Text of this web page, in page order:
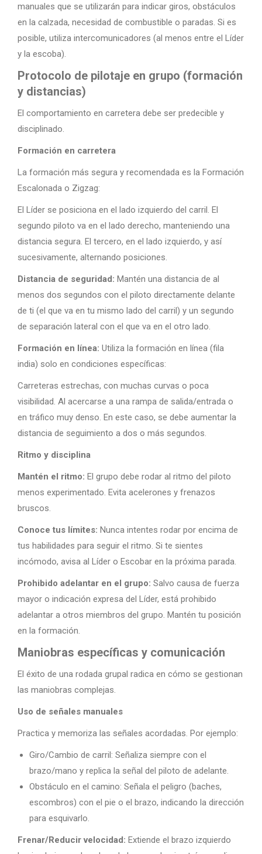
manuales que se utilizarán para indicar giros, obstáculos
en la calzada, necesidad de combustible o paradas. Si es
posible, utiliza intercomunicadores (al menos entre el Líder
y la escoba).
Protocolo de pilotaje en grupo (formación
y distancias)
El comportamiento en carretera debe ser predecible y
disciplinado.
Formación en carretera
La formación más segura y recomendada es la Formación
Escalonada o Zigzag:
El Líder se posiciona en el lado izquierdo del carril. El
segundo piloto va en el lado derecho, manteniendo una
distancia segura. El tercero, en el lado izquierdo, y así
sucesivamente, alternando posiciones.
Distancia de seguridad: Mantén una distancia de al
menos dos segundos con el piloto directamente delante
de ti (el que va en tu mismo lado del carril) y un segundo
de separación lateral con el que va en el otro lado.
Formación en línea: Utiliza la formación en línea (fila
india) solo en condiciones específicas:
Carreteras estrechas, con muchas curvas o poca
visibilidad. Al acercarse a una rampa de salida/entrada o
en tráfico muy denso. En este caso, se debe aumentar la
distancia de seguimiento a dos o más segundos.
Ritmo y disciplina
Mantén el ritmo: El grupo debe rodar al ritmo del piloto
menos experimentado. Evita acelerones y frenazos
bruscos.
Conoce tus límites: Nunca intentes rodar por encima de
tus habilidades para seguir el ritmo. Si te sientes
incómodo, avisa al Líder o Escobar en la próxima parada.
Prohibido adelantar en el grupo: Salvo causa de fuerza
mayor o indicación expresa del Líder, está prohibido
adelantar a otros miembros del grupo. Mantén tu posición
en la formación.
Maniobras específicas y comunicación
El éxito de una rodada grupal radica en cómo se gestionan
las maniobras complejas.
Uso de señales manuales
Practica y memoriza las señales acordadas. Por ejemplo:
Giro/Cambio de carril: Señaliza siempre con el
brazo/mano y replica la señal del piloto de adelante.
Obstáculo en el camino: Señala el peligro (baches,
escombros) con el pie o el brazo, indicando la dirección
para esquivarlo.
Frenar/Reducir velocidad: Extiende el brazo izquierdo